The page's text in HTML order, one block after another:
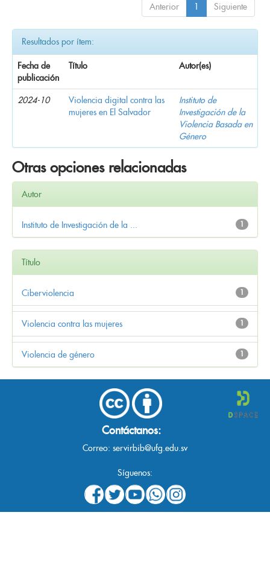
Anterior 1 Siguiente
Resultados por ítem:
Fecha de
publicación
Título Autor(es)
2024-10
Violencia digital contra las
mujeres en El Salvador
Instituto de
Investigación de la
Violencia Basada en
Género
Otras opciones relacionadas
Autor
1
Instituto de Investigación de la ...
Título
1
Ciberviolencia
1
Violencia contra las mujeres
1
Violencia de género
Contáctanos:
Correo: servirbib@ufg.edu.sv
Síguenos: